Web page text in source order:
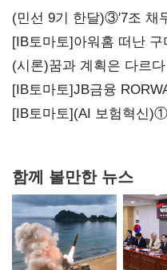
(민선 9기 한달)③'7조 채
20년만에 '비상재정' 선언
[IB토마토]아워홈 떠난
가족 지배체제 구축
(시론)꿈과 계획은 다르다
[IB토마토]JB금융
아닌 캐피탈
[IB토마토](AI 보험혁신
함께 볼만한 뉴스